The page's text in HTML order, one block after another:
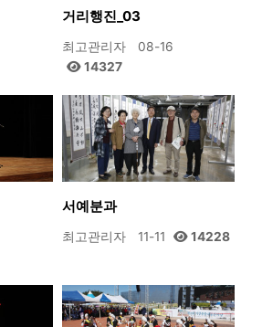
거리행진_03
최고관리자
08-16
14327
서예분과
최고관리자 11-11 14228